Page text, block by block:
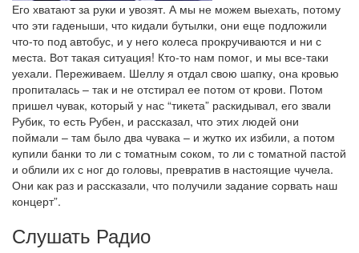
Его хватают за руки и увозят. А мы не можем выехать, потому
что эти гаденыши, что кидали бутылки, они еще подложили
что-то под автобус, и у него колеса прокручиваются и ни с
места. Вот такая ситуация! Кто-то нам помог, и мы все-таки
уехали. Переживаем. Шеллу я отдал свою шапку, она кровью
пропиталась – так и не отстирал ее потом от крови. Потом
пришел чувак, который у нас “тикета” раскидывал, его звали
Рубик, то есть Рубен, и рассказал, что этих людей они
поймали – там было два чувака – и жутко их избили, а потом
купили банки то ли с томатным соком, то ли с томатной пастой
и облили их с ног до головы, превратив в настоящие чучела.
Они как раз и рассказали, что получили задание сорвать наш
концерт”.
Слушать Радио